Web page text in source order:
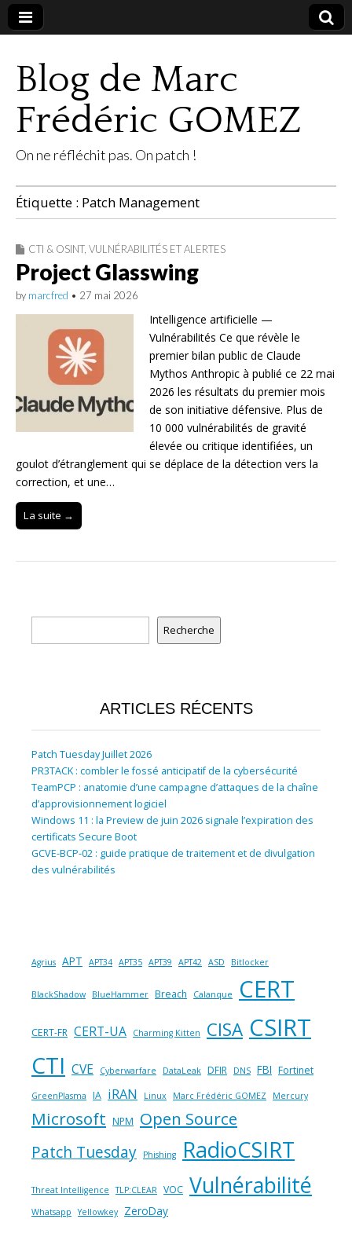
Blog de Marc
Frédéric GOMEZ
On ne réfléchit pas. On patch !
Étiquette : Patch Management
CTI & OSINT, VULNÉRABILITÉS ET ALERTES
Project Glasswing
by marcfred • 27 mai 2026
Intelligence artificielle —
Vulnérabilités Ce que révèle le
premier bilan public de Claude
Mythos Anthropic à publié ce 22 mai
2026 les résultats du premier mois
de son initiative défensive. Plus de
10 000 vulnérabilités de gravité
élevée ou critique identifiées, un
goulot d’étranglement qui se déplace de la détection vers la
correction, et une…
La suite →
Recherche
ARTICLES RÉCENTS
Patch Tuesday Juillet 2026
PR3TACK : combler le fossé anticipatif de la cybersécurité
TeamPCP : anatomie d’une campagne d’attaques de la chaîne
d’approvisionnement logiciel
Windows 11 : la Preview de juin 2026 signale l’expiration des
certificats Secure Boot
GCVE-BCP-02 : guide pratique de traitement et de divulgation
des vulnérabilités
Agrius APT APT34 APT35 APT39 APT42 ASD Bitlocker
BlackShadow BlueHammer Breach Calanque CERT
CERT-FR CERT-UA Charming Kitten CISA CSIRT
CTI CVE Cyberwarfare DataLeak DFIR DNS FBI Fortinet
GreenPlasma IA iRAN Linux Marc Frédéric GOMEZ Mercury
Microsoft NPM Open Source
Patch Tuesday Phishing RadioCSIRT
Threat Intelligence TLP:CLEAR VOC Vulnérabilité
Whatsapp Yellowkey ZeroDay